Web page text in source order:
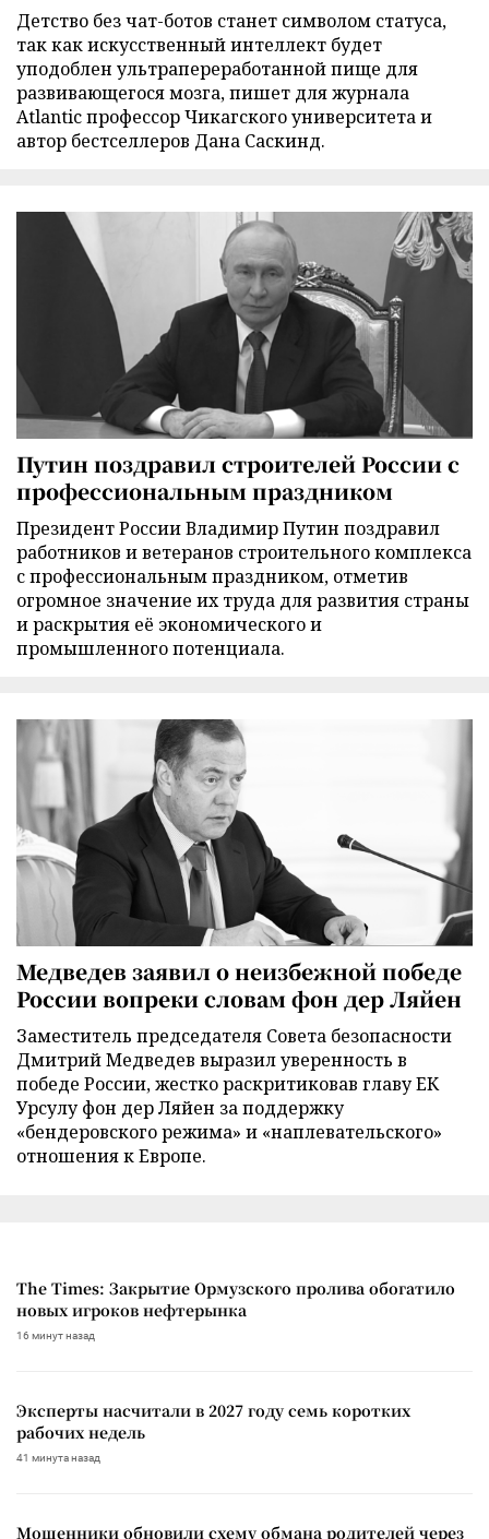
Детство без чат-ботов станет символом статуса,
так как искусственный интеллект будет
уподоблен ультрапереработанной пище для
развивающегося мозга, пишет для журнала
Atlantic профессор Чикагского университета и
автор бестселлеров Дана Саскинд.
Путин поздравил строителей России с
профессиональным праздником
Президент России Владимир Путин поздравил
работников и ветеранов строительного комплекса
с профессиональным праздником, отметив
огромное значение их труда для развития страны
и раскрытия её экономического и
промышленного потенциала.
Медведев заявил о неизбежной победе
России вопреки словам фон дер Ляйен
Заместитель председателя Совета безопасности
Дмитрий Медведев выразил уверенность в
победе России, жестко раскритиковав главу ЕК
Урсулу фон дер Ляйен за поддержку
«бендеровского режима» и «наплевательского»
отношения к Европе.
The Times: Закрытие Ормузского пролива обогатило
новых игроков нефтерынка
16 минут назад
Эксперты насчитали в 2027 году семь коротких
рабочих недель
41 минута назад
Мошенники обновили схему обмана родителей через